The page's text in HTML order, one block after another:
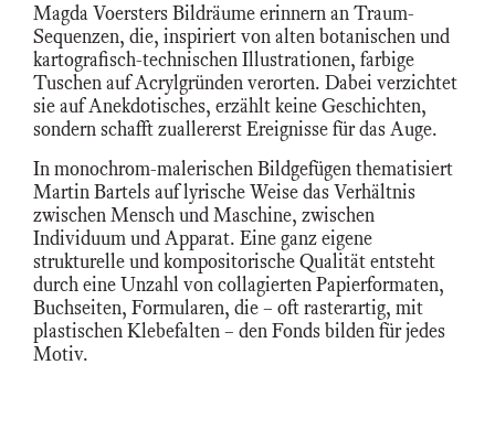
Magda Voersters Bildräume erinnern an Traum-
Sequenzen, die, inspiriert von alten botanischen und
kartografisch-technischen Illustrationen, farbige
Tuschen auf Acrylgründen verorten. Dabei verzichtet
sie auf Anekdotisches, erzählt keine Geschichten,
sondern schafft zuallererst Ereignisse für das Auge.
In monochrom-malerischen Bildgefügen thematisiert
Martin Bartels auf lyrische Weise das Verhältnis
zwischen Mensch und Maschine, zwischen
Individuum und Apparat. Eine ganz eigene
strukturelle und kompositorische Qualität entsteht
durch eine Unzahl von collagierten Papierformaten,
Buchseiten, Formularen, die – oft rasterartig, mit
plastischen Klebefalten – den Fonds bilden für jedes
Motiv.